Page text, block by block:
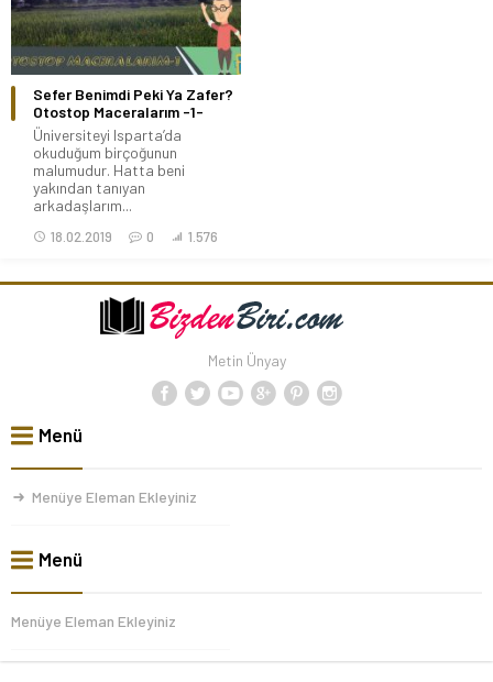
Sefer Benimdi Peki Ya Zafer?
Otostop Maceralarım -1-
Üniversiteyi Isparta’da
okuduğum birçoğunun
malumudur. Hatta beni
yakından tanıyan
arkadaşlarım...
18.02.2019 0 1.576
Metin Ünyay
Menü
Menüye Eleman Ekleyiniz
Menü
Menüye Eleman Ekleyiniz